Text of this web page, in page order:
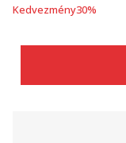
Kedvezmény30%